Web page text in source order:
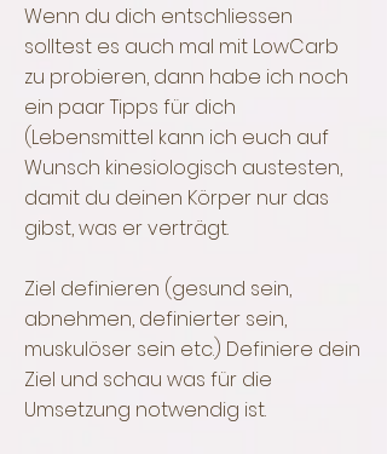
Wenn du dich entschliessen
solltest es auch mal mit LowCarb
zu probieren, dann habe ich noch
ein paar Tipps für dich
(Lebensmittel kann ich euch auf
Wunsch kinesiologisch austesten,
damit du deinen Körper nur das
gibst, was er verträgt.
Ziel definieren (gesund sein,
abnehmen, definierter sein,
muskulöser sein etc.) Definiere dein
Ziel und schau was für die
Umsetzung notwendig ist.